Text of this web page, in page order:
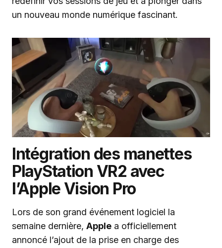
un nouveau monde numérique fascinant.
Intégration des manettes
PlayStation VR2 avec
l’Apple Vision Pro
Lors de son grand événement logiciel la
semaine dernière, Apple a officiellement
annoncé l’ajout de la prise en charge des